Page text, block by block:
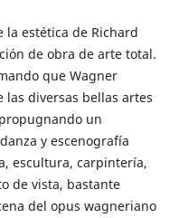
la estética de Richard
de obra de arte total.
que Wagner
las diversas bellas artes
un
y escenografía
escultura, carpintería,
de vista, bastante
del opus wagneriano